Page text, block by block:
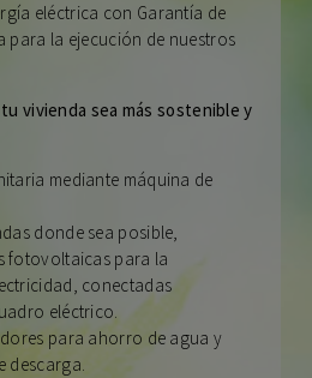
eléctrica con Garantía de
para la ejecución de nuestros
vivienda sea más sostenible y
mediante máquina de
donde sea posible,
fotovoltaicas para la
conectadas
eléctrico.
para ahorro de agua y
descarga.